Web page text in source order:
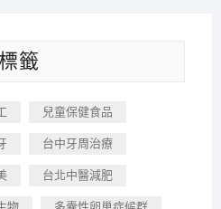
標籤
兒童保健食品
台中牙周治療
台北中醫減肥